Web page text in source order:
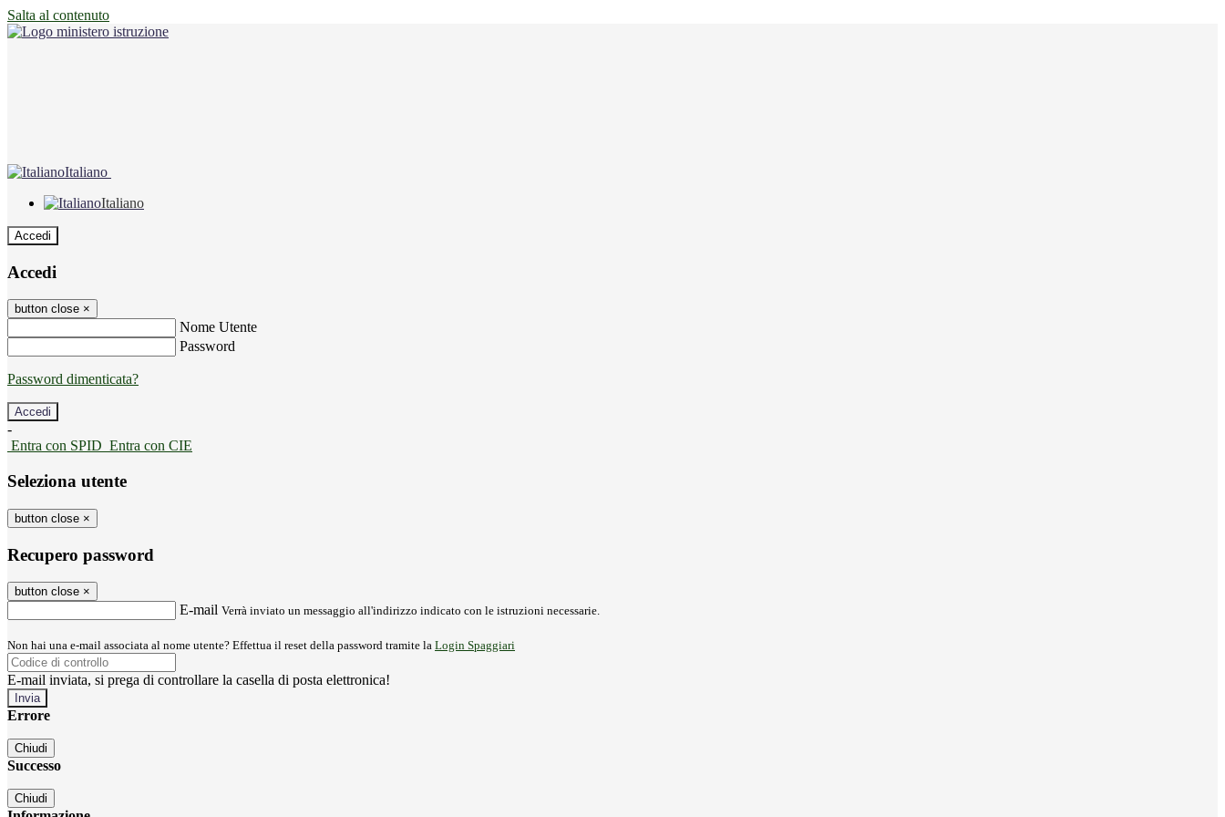
Salta al contenuto
Italiano
Italiano
Accedi
Accedi
button close ×
Nome Utente
Password
Password dimenticata?
-
Entra con SPID Entra con CIE
Seleziona utente
button close ×
Recupero password
button close ×
E-mail Verrà inviato un messaggio all'indirizzo indicato con le istruzioni necessarie.
Non hai una e-mail associata al nome utente? Effettua il reset della password tramite la Login Spaggiari
E-mail inviata, si prega di controllare la casella di posta elettronica!
Errore
Chiudi
Successo
Chiudi